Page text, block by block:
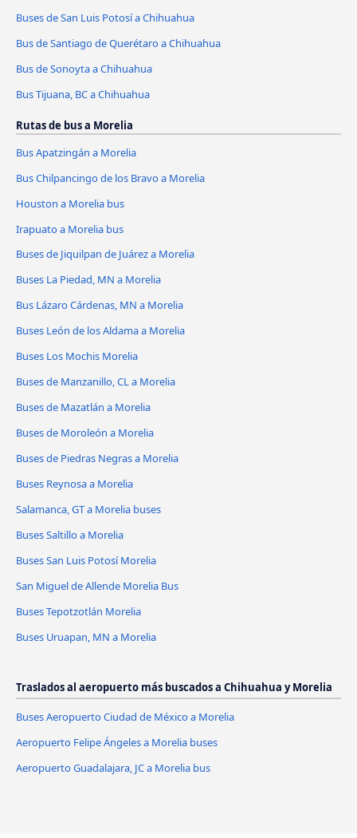
Buses de San Luis Potosí a Chihuahua
Bus de Santiago de Querétaro a Chihuahua
Bus de Sonoyta a Chihuahua
Bus Tijuana, BC a Chihuahua
Rutas de bus a Morelia
Bus Apatzingán a Morelia
Bus Chilpancingo de los Bravo a Morelia
Houston a Morelia bus
Irapuato a Morelia bus
Buses de Jiquilpan de Juárez a Morelia
Buses La Piedad, MN a Morelia
Bus Lázaro Cárdenas, MN a Morelia
Buses León de los Aldama a Morelia
Buses Los Mochis Morelia
Buses de Manzanillo, CL a Morelia
Buses de Mazatlán a Morelia
Buses de Moroleón a Morelia
Buses de Piedras Negras a Morelia
Buses Reynosa a Morelia
Salamanca, GT a Morelia buses
Buses Saltillo a Morelia
Buses San Luis Potosí Morelia
San Miguel de Allende Morelia Bus
Buses Tepotzotlán Morelia
Buses Uruapan, MN a Morelia
Traslados al aeropuerto más buscados a Chihuahua y Morelia
Buses Aeropuerto Ciudad de México a Morelia
Aeropuerto Felipe Ángeles a Morelia buses
Aeropuerto Guadalajara, JC a Morelia bus